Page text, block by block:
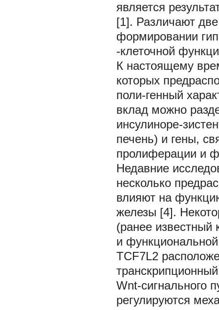
является
[1]. Различают
формировании
-клеточной
К настоящему
которых
поли-генный
вклад можно
инсулиноре-
печень) и гены,
пролиферации и
Недавние
несколько
влияют на
железы [4].
(ранее известный
и
TCF7L2
Wnt-сигнального
регулируются